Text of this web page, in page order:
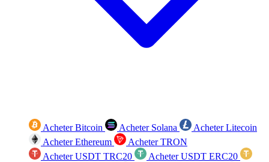
Acheter Bitcoin Acheter Solana
Acheter Litecoin
Acheter Ethereum
Acheter TRON
Acheter USDT TRC20
Acheter USDT ERC20